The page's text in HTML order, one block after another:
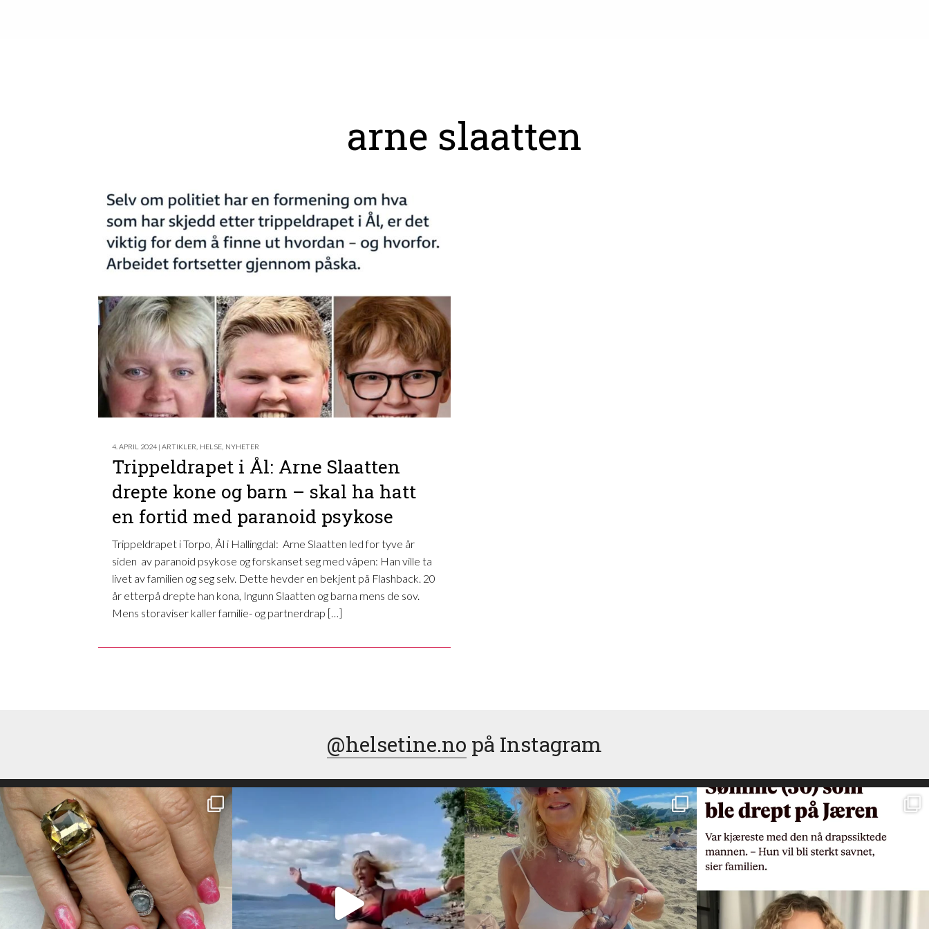
arne slaatten
4. APRIL 2024 | ARTIKLER HELSE NYHETER
Trippeldrapet i Ål: Arne Slaatten
drepte kone og barn – skal ha hatt
en fortid med paranoid psykose
Trippeldrapet i Torpo, Ål i Hallingdal: Arne Slaatten led for tyve år
siden av paranoid psykose og forskanset seg med våpen: Han ville ta
livet av familien og seg selv. Dette hevder en bekjent på Flashback. 20
år etterpå drepte han kona, Ingunn Slaatten og barna mens de sov.
Mens storaviser kaller familie- og partnerdrap […]
@helsetine.no på Instagram